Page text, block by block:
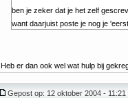
ben je zeker dat je het zelf
want daarjuist poste je nog je
Heb er dan ook wel wat hulp bij
Gepost op: 12 oktober 2004 - 11:21